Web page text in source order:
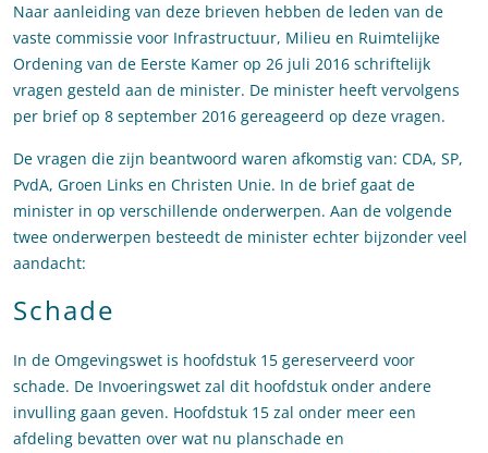
Naar aanleiding van deze brieven hebben de leden van de
vaste commissie voor Infrastructuur, Milieu en Ruimtelijke
Ordening van de Eerste Kamer op 26 juli 2016 schriftelijk
vragen gesteld aan de minister. De minister heeft vervolgens
per brief op 8 september 2016 gereageerd op deze vragen.
De vragen die zijn beantwoord waren afkomstig van: CDA, SP,
PvdA, Groen Links en Christen Unie. In de brief gaat de
minister in op verschillende onderwerpen. Aan de volgende
twee onderwerpen besteedt de minister echter bijzonder veel
aandacht:
Schade
In de Omgevingswet is hoofdstuk 15 gereserveerd voor
schade. De Invoeringswet zal dit hoofdstuk onder andere
invulling gaan geven. Hoofdstuk 15 zal onder meer een
afdeling bevatten over wat nu planschade en